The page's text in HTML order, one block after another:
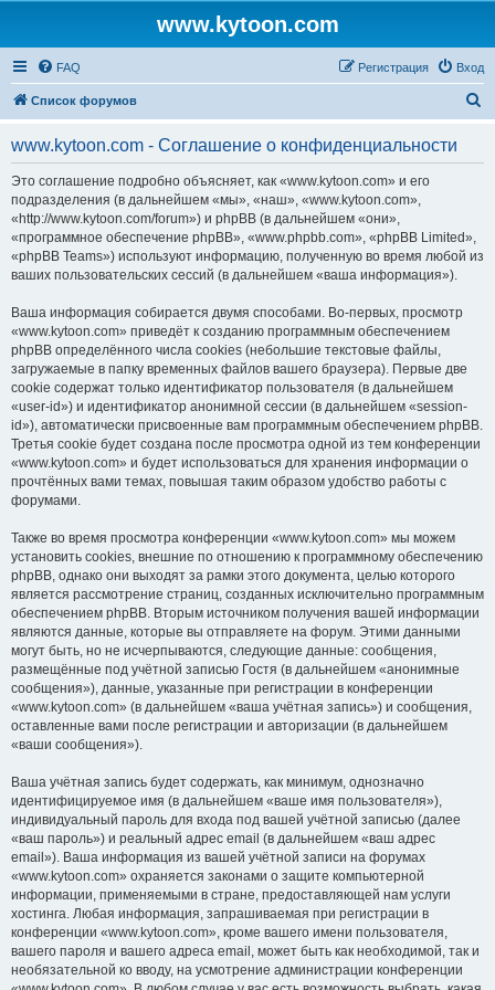
www.kytoon.com
FAQ Вход
Регистрация
Список форумов
www.kytoon.com - Соглашение о конфиденциальности
Это соглашение подробно объясняет, как «www.kytoon.com» и его
подразделения (в дальнейшем «мы», «наш», «www.kytoon.com»,
«http://www.kytoon.com/forum») и phpBB (в дальнейшем «они»,
«программное обеспечение phpBB», «www.phpbb.com», «phpBB Limited»,
«phpBB Teams») используют информацию, полученную во время любой из
ваших пользовательских сессий (в дальнейшем «ваша информация»).
Ваша информация собирается двумя способами. Во-первых, просмотр
«www.kytoon.com» приведёт к созданию программным обеспечением
phpBB определённого числа cookies (небольшие текстовые файлы,
загружаемые в папку временных файлов вашего браузера). Первые две
cookie содержат только идентификатор пользователя (в дальнейшем
«user-id») и идентификатор анонимной сессии (в дальнейшем «session-
id»), автоматически присвоенные вам программным обеспечением phpBB.
Третья cookie будет создана после просмотра одной из тем конференции
«www.kytoon.com» и будет использоваться для хранения информации о
прочтённых вами темах, повышая таким образом удобство работы с
форумами.
Также во время просмотра конференции «www.kytoon.com» мы можем
установить cookies, внешние по отношению к программному обеспечению
phpBB, однако они выходят за рамки этого документа, целью которого
является рассмотрение страниц, созданных исключительно программным
обеспечением phpBB. Вторым источником получения вашей информации
являются данные, которые вы отправляете на форум. Этими данными
могут быть, но не исчерпываются, следующие данные: сообщения,
размещённые под учётной записью Гостя (в дальнейшем «анонимные
сообщения»), данные, указанные при регистрации в конференции
«www.kytoon.com» (в дальнейшем «ваша учётная запись») и сообщения,
оставленные вами после регистрации и авторизации (в дальнейшем
«ваши сообщения»).
Ваша учётная запись будет содержать, как минимум, однозначно
идентифицируемое имя (в дальнейшем «ваше имя пользователя»),
индивидуальный пароль для входа под вашей учётной записью (далее
«ваш пароль») и реальный адрес email (в дальнейшем «ваш адрес
email»). Ваша информация из вашей учётной записи на форумах
«www.kytoon.com» охраняется законами о защите компьютерной
информации, применяемыми в стране, предоставляющей нам услуги
хостинга. Любая информация, запрашиваемая при регистрации в
конференции «www.kytoon.com», кроме вашего имени пользователя,
вашего пароля и вашего адреса email, может быть как необходимой, так и
необязательной ко вводу, на усмотрение администрации конференции